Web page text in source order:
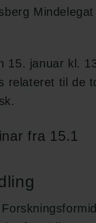
15. januar kl.
relateret til de
fra 15.1